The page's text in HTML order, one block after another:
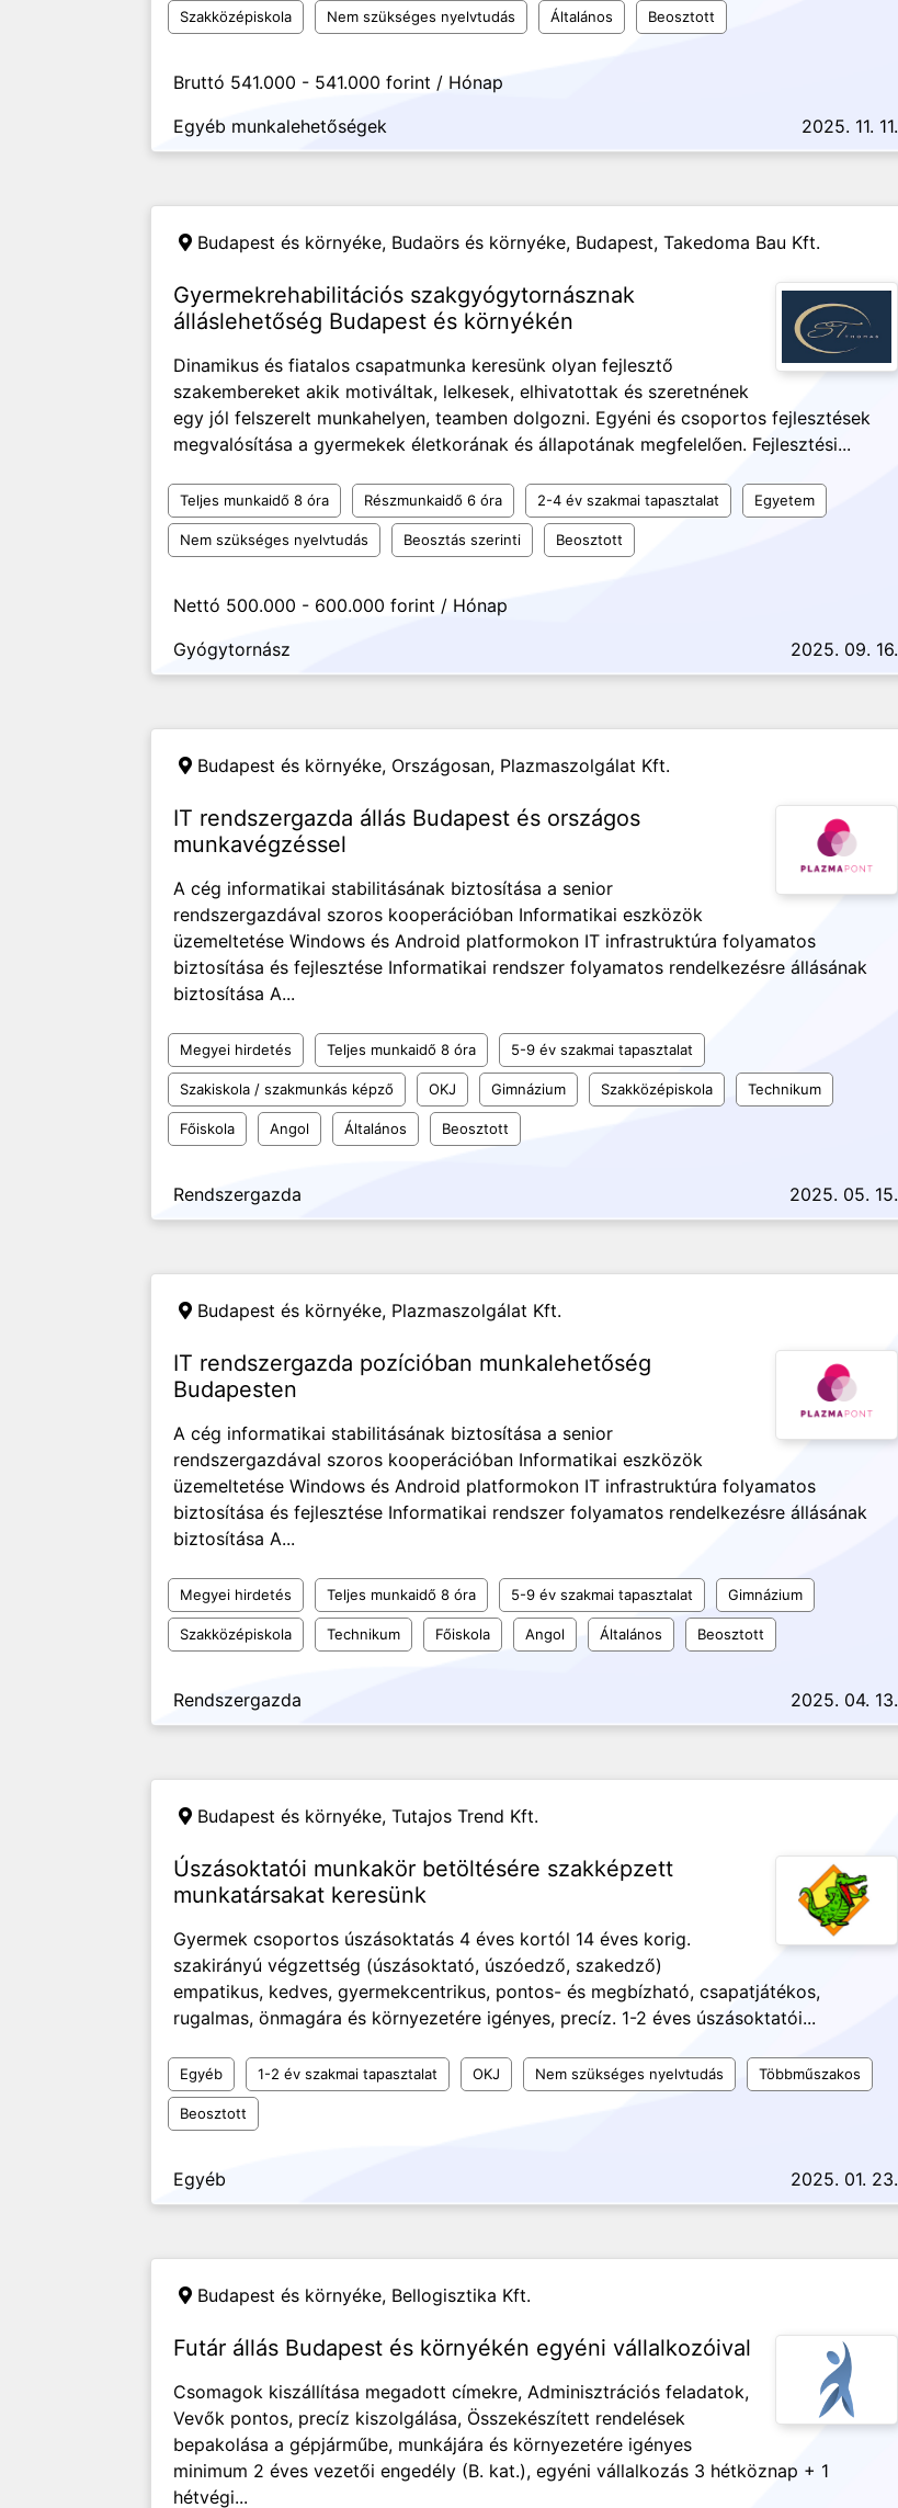
Szakközépiskola Nem szükséges nyelvtudás Általános Beosztott
Bruttó 541.000 - 541.000 forint / Hónap
Egyéb munkalehetőségek
2025. 11. 11.
Budapest és környéke, Budaörs és környéke, Budapest, Takedoma Bau Kft.
Gyermekrehabilitációs szakgyógytornásznak
álláslehetőség Budapest és környékén
Dinamikus és fiatalos csapatmunka keresünk olyan fejlesztő
szakembereket akik motiváltak, lelkesek, elhivatottak és szeretnének
egy jól felszerelt munkahelyen, teamben dolgozni. Egyéni és csoportos fejlesztések
megvalósítása a gyermekek életkorának és állapotának megfelelően. Fejlesztési...
Teljes munkaidő 8 óra Részmunkaidő 6 óra 2-4 év szakmai tapasztalat Egyetem
Nem szükséges nyelvtudás Beosztás szerinti Beosztott
Nettó 500.000 - 600.000 forint / Hónap
Gyógytornász
2025. 09. 16.
Budapest és környéke, Országosan, Plazmaszolgálat Kft.
IT rendszergazda állás Budapest és országos
munkavégzéssel
A cég informatikai stabilitásának biztosítása a senior
rendszergazdával szoros kooperációban Informatikai eszközök
üzemeltetése Windows és Android platformokon IT infrastruktúra folyamatos
biztosítása és fejlesztése Informatikai rendszer folyamatos rendelkezésre állásának
biztosítása A...
Megyei hirdetés Teljes munkaidő 8 óra 5-9 év szakmai tapasztalat
Szakiskola / szakmunkás képző OKJ Gimnázium Szakközépiskola Technikum
Főiskola Angol Általános Beosztott
Rendszergazda 2025. 05. 15.
Budapest és környéke, Plazmaszolgálat Kft.
IT rendszergazda pozícióban munkalehetőség
Budapesten
A cég informatikai stabilitásának biztosítása a senior
rendszergazdával szoros kooperációban Informatikai eszközök
üzemeltetése Windows és Android platformokon IT infrastruktúra folyamatos
biztosítása és fejlesztése Informatikai rendszer folyamatos rendelkezésre állásának
biztosítása A...
Megyei hirdetés Teljes munkaidő 8 óra 5-9 év szakmai tapasztalat Gimnázium
Szakközépiskola Technikum Főiskola Angol Általános Beosztott
Rendszergazda 2025. 04. 13.
Budapest és környéke, Tutajos Trend Kft.
Úszásoktatói munkakör betöltésére szakképzett
munkatársakat keresünk
Gyermek csoportos úszásoktatás 4 éves kortól 14 éves korig.
szakirányú végzettség (úszásoktató, úszóedző, szakedző)
empatikus, kedves, gyermekcentrikus, pontos- és megbízható, csapatjátékos,
rugalmas, önmagára és környezetére igényes, precíz. 1-2 éves úszásoktatói...
Egyéb 1-2 év szakmai tapasztalat OKJ Nem szükséges nyelvtudás Többműszakos
Beosztott
Egyéb 2025. 01. 23.
Budapest és környéke, Bellogisztika Kft.
Futár állás Budapest és környékén egyéni vállalkozóival
Csomagok kiszállítása megadott címekre, Adminisztrációs feladatok,
Vevők pontos, precíz kiszolgálása, Összekészített rendelések
bepakolása a gépjárműbe, munkájára és környezetére igényes
minimum 2 éves vezetői engedély (B. kat.), egyéni vállalkozás 3 hétköznap + 1
hétvégi...